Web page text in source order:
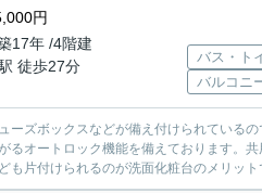
円
17年 /4階建
徒歩27分
バス・ト
バルコニ
ズボックスなどが備え付けられている
オートロック機能を備えております。
片付けられるのが洗面化粧台のメリッ